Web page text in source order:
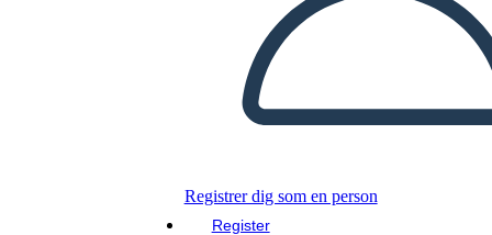
Registrer dig som en person
Register